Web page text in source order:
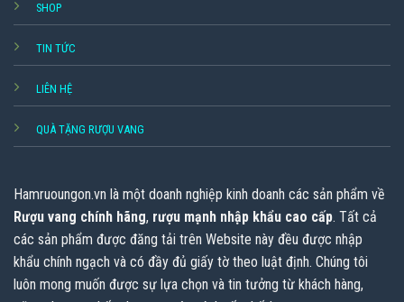
SHOP
TIN TỨC
LIÊN HỆ
QUÀ TẶNG RƯỢU VANG
Hamruoungon.vn là một doanh nghiệp kinh doanh các sản phẩm về
Rượu vang chính hãng, rượu mạnh nhập khẩu cao cấp. Tất cả
các sản phẩm được đăng tải trên Website này đều được nhập
khẩu chính ngạch và có đầy đủ giấy tờ theo luật định. Chúng tôi
luôn mong muốn được sự lựa chọn và tin tưởng từ khách hàng,